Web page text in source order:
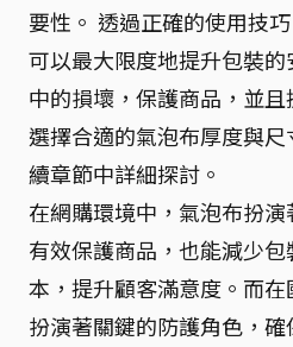
要性。 透過正確的使用技
可以最大限度地提升包裝
中的損壞，保護商品，並且
選擇合適的氣泡布厚度與
續章節中詳細探討。
在網購環境中，氣泡布扮
有效保護商品，也能減少
本，提升顧客滿意度。而
扮演著關鍵的防護角色，